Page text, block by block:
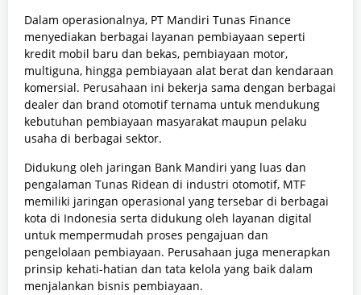
Dalam operasionalnya, PT Mandiri Tunas Finance
menyediakan berbagai layanan pembiayaan seperti
kredit mobil baru dan bekas, pembiayaan motor,
multiguna, hingga pembiayaan alat berat dan kendaraan
komersial. Perusahaan ini bekerja sama dengan berbagai
dealer dan brand otomotif ternama untuk mendukung
kebutuhan pembiayaan masyarakat maupun pelaku
usaha di berbagai sektor.
Didukung oleh jaringan Bank Mandiri yang luas dan
pengalaman Tunas Ridean di industri otomotif, MTF
memiliki jaringan operasional yang tersebar di berbagai
kota di Indonesia serta didukung oleh layanan digital
untuk mempermudah proses pengajuan dan
pengelolaan pembiayaan. Perusahaan juga menerapkan
prinsip kehati-hatian dan tata kelola yang baik dalam
menjalankan bisnis pembiayaan.